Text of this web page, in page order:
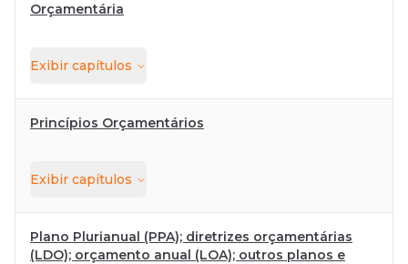
Orçamentária
Exibir capítulos
Princípios Orçamentários
Exibir capítulos
Plano Plurianual (PPA); diretrizes orçamentárias
(LDO); orçamento anual (LOA); outros planos e